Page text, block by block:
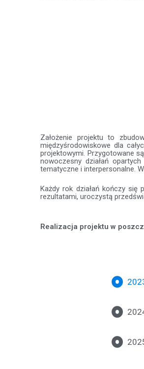
Założenie projektu to
międzyśrodowiskowe dla
projektowymi. Przygotowane
nowoczesny działań
tematyczne i interpersonalne.
Każdy rok działań kończy się
rezultatami, uroczystą
Realizacja projektu w